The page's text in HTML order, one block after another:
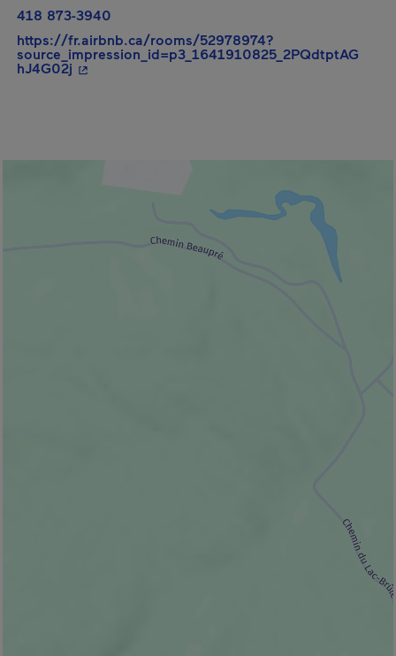
418 873-3940
https://fr.airbnb.ca/rooms/52978974?
source_impression_id=p3_1641910825_2PQdtptAG
hJ4G02j - Cet hyperlien s'ouvrira dans une nouvelle